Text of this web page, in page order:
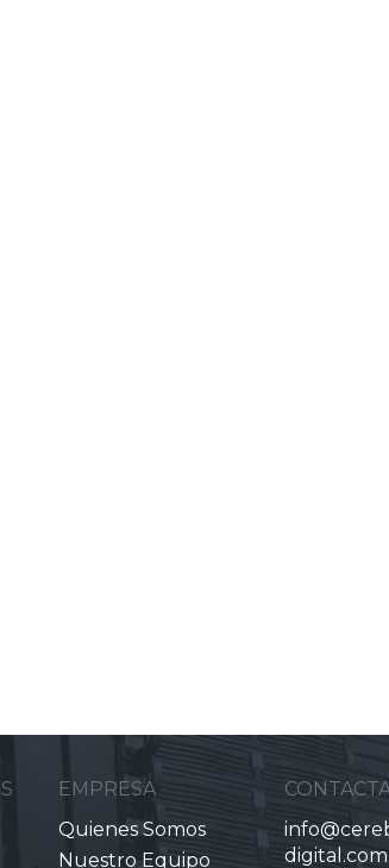
EMPRESA
Quienes Somos
Nuestro Equipo
digital.com